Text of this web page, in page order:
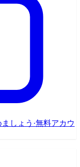
しょう ·無料アカウ